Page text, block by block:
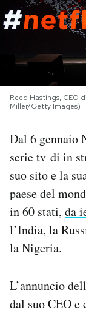
NEWSLETTER
I MIEI
SHOP
CALENDARIO
AREA
Area
Newsletter
Notifiche
Hai bisogno
Esci
Reed Hastings, CEO
Miller/Getty Images)
Dal 6 gennaio
serie tv di in
suo sito e la
paese del
in 60 stati, da
l’India, la
la Nigeria.
L’annuncio
dal suo CEO e